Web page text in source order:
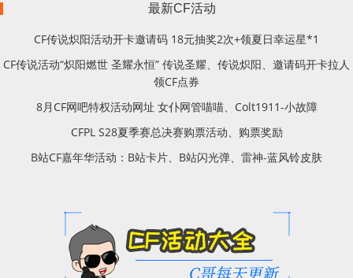
最新CF活动
CF传说炽阳活动开卡邀请码 18元抽奖2次+领夏日幸运星*1
CF传说活动“炽阳燃世 圣耀永恒” 传说圣耀、传说炽阳、邀请码开卡拉人
领CF点券
8月CF网吧特权活动网址 女仆网管喵喵、Colt1911-小故障
CFPL S28夏季赛总决赛购票活动、购票奖励
B站CF嘉年华活动：B站卡片、B站闪光弹、雷神-蓝风铃皮肤